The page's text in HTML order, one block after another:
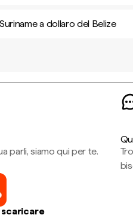
a dollaro del Belize
parli, siamo qui per te.
scaricare